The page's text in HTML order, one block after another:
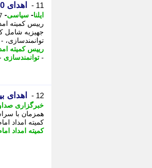
11 - اهدای 30 هزار سری جهیزیه تولید داخل به نوعروسان تحت حمایت
ایلنا- سیاسی- 57 روز
جهیزیه شامل
توانمندسازی،
رییس کمیته
- توانمندسازی
12 - اهدای بیش از 2 هزار و 300 سری
خبرگزاری
کمیته امداد
کمیته امداد